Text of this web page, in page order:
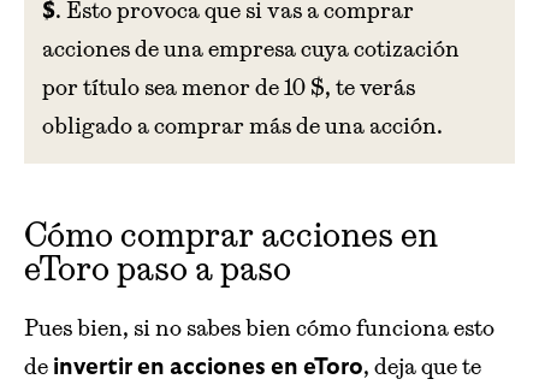
$. Esto provoca que si vas a comprar
acciones de una empresa cuya cotización
por título sea menor de 10 $, te verás
obligado a comprar más de una acción.
Cómo comprar acciones en
eToro paso a paso
Pues bien, si no sabes bien cómo funciona esto
de invertir en acciones en eToro, deja que te